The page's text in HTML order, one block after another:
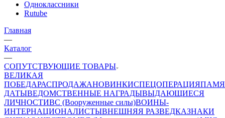
Одноклассники
Rutube
Главная
—
Каталог
—
СОПУТСТВУЮЩИЕ ТОВАРЫ
ВЕЛИКАЯ
ПОБЕДАРАСПРОДАЖАНОВИНКИСПЕЦОПЕРАЦИЯ
ДАТЫВЕДОМСТВЕННЫЕ НАГРАДЫВЫДАЮЩИЕСЯ
ЛИЧНОСТИВС (Вооруженные силы)ВОИНЫ-
ИНТЕРНАЦИОНАЛИСТЫВНЕШНЯЯ РАЗВЕДКАЗНАКИ